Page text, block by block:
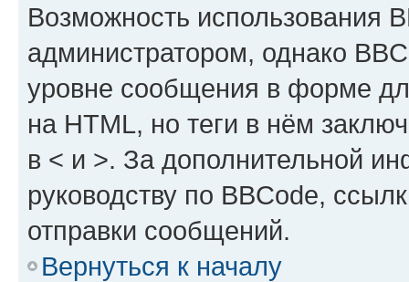
Возможность использования
администратором, однако
уровне сообщения в форме
на HTML, но теги в нём
в < и >. За дополнительной
руководству по BBCode,
отправки сообщений.
Вернуться к началу